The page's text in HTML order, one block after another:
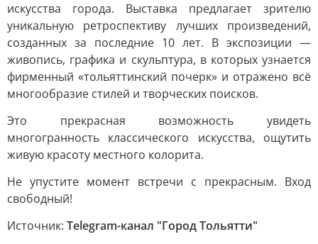
искусства города. Выставка предлагает зрителю
уникальную ретроспективу лучших произведений,
созданных за последние 10 лет. В экспозиции —
живопись, графика и скульптура, в которых узнается
фирменный «тольяттинский почерк» и отражено всё
многообразие стилей и творческих поисков.
Это прекрасная возможность увидеть
многогранность классического искусства, ощутить
живую красоту местного колорита.
Не упустите момент встречи с прекрасным. Вход
свободный!
Источник: Telegram-канал "Город Тольятти"